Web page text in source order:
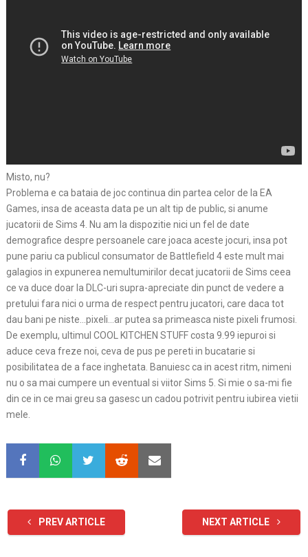
Misto, nu?
Problema e ca bataia de joc continua din partea celor de la EA
Games, insa de aceasta data pe un alt tip de public, si anume
jucatorii de Sims 4. Nu am la dispozitie nici un fel de date
demografice despre persoanele care joaca aceste jocuri, insa pot
pune pariu ca publicul consumator de Battlefield 4 este mult mai
galagios in expunerea nemultumirilor decat jucatorii de Sims ceea
ce va duce doar la DLC-uri supra-apreciate din punct de vedere a
pretului fara nici o urma de respect pentru jucatori, care daca tot
dau bani pe niste…pixeli…ar putea sa primeasca niste pixeli frumosi.
De exemplu, ultimul COOL KITCHEN STUFF costa 9.99 iepuroi si
aduce ceva freze noi, ceva de pus pe pereti in bucatarie si
posibilitatea de a face inghetata. Banuiesc ca in acest ritm, nimeni
nu o sa mai cumpere un eventual si viitor Sims 5. Si mie o sa-mi fie
din ce in ce mai greu sa gasesc un cadou potrivit pentru iubirea vietii
mele.
PREV ARTICLE NEXT ARTICLE